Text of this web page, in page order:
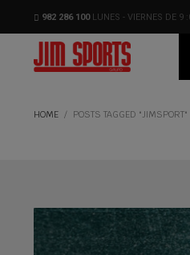
982 286 100LUNES - VIERNES DE 9
HOME POSTS TAGGED "JIMSPORT"